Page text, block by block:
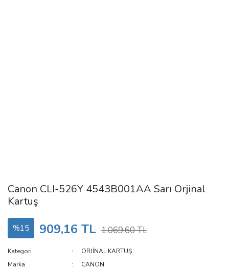
Canon CLI-526Y 4543B001AA Sarı Orjinal
Kartuş
%15 909,16 TL 1.069,60 TL
Kategori
ORJİNAL KARTUŞ
Marka
CANON